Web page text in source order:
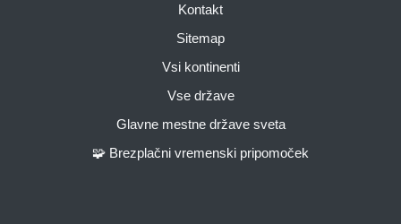
Kontakt
Sitemap
Vsi kontinenti
Vse države
Glavne mestne države sveta
🧩 Brezplačni vremenski pripomoček